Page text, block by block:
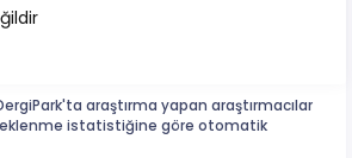
araştırma yapan araştırmacılar
istatistiğine göre otomatik